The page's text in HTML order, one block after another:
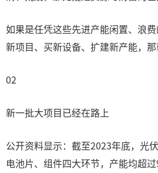
如果是任凭这些先进产能闲置、浪
新项目、买新设备、扩建新产能，那
02
新一批大项目已经在路上
公开资料显示：截至2023年底，光
电池片、组件四大环节，产能均超